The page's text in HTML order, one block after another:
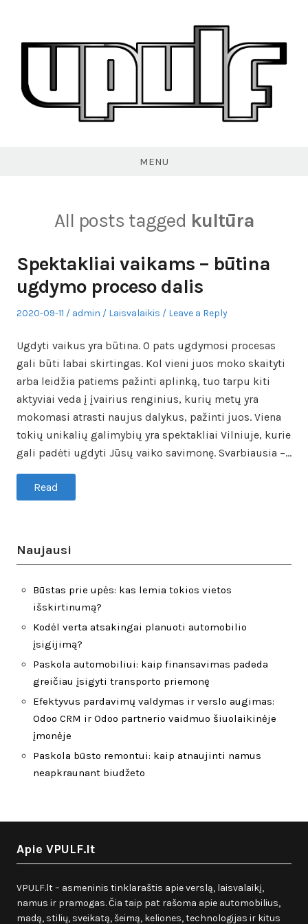
content
MENU
All posts tagged kultūra
Spektakliai vaikams – būtina
ugdymo proceso dalis
Posted
2020-09-11 Author
admin
Posted
Laisvalaikis Leave a Reply
Ugdyti vaikus yra būtina. O pats ugdymosi procesas
gali būti labai skirtingas. Kol vieni juos moko skaityti
arba leidžia patiems pažinti aplinką, tuo tarpu kiti
aktyviai veda į įvairius renginius, kurių metų yra
mokomasi atrasti naujus dalykus, pažinti juos. Viena
tokių unikalių galimybių yra spektakliai Vilniuje, kurie
gali padėti ugdyti Jūsų vaiko savimonę. Svarbiausia –…
Read
Naujausi
Būstas prie upės: kas lemia tokios vietos
išskirtinumą?
Kodėl verta atsakingai planuoti automobilio
įsigijimą?
Paskola automobiliui: kaip finansavimas padeda
greičiau įsigyti transporto priemonę
Efektyvus pardavimų valdymas ir verslo augimas:
Odoo CRM ir Odoo partnerio vaidmuo šiuolaikinėje
įmonėje
Paskola būsto remontui: kaip atnaujinti namus
neapkraunant biudžeto
Apie VPULF.lt
VPULF.lt – asmeninis tinklaraštis apie verslą, laisvalaikį,
namus ir pramogas. Čia taip pat rašoma apie automobilius,
madą, stilių, sveikatą, šeimą, keliones, technologijas ir kitus